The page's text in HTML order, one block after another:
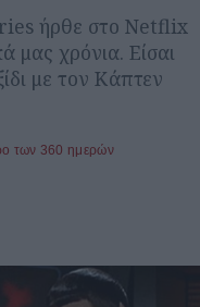
ήρθε στο Netflix
μας χρόνια. Είσαι
με τον Κάπτεν
των 360 ημερών